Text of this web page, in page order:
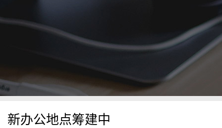
新办公地点筹建中